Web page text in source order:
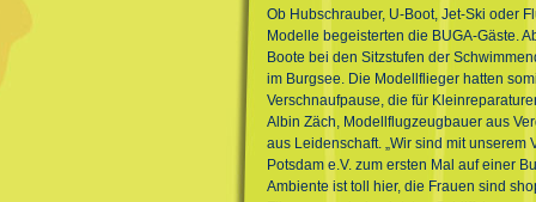
Ob Hubschrauber, U-Boot, Jet-Ski oder
Modelle begeisterten die BUGA-Gäste.
Boote bei den Sitzstufen der
im Burgsee. Die Modellflieger hatten
Verschnaufpause, die für
Albin Zäch, Modellflugzeugbauer aus
aus Leidenschaft. „Wir sind mit unserem
Potsdam e.V. zum ersten Mal auf einer
Ambiente ist toll hier, die Frauen sind